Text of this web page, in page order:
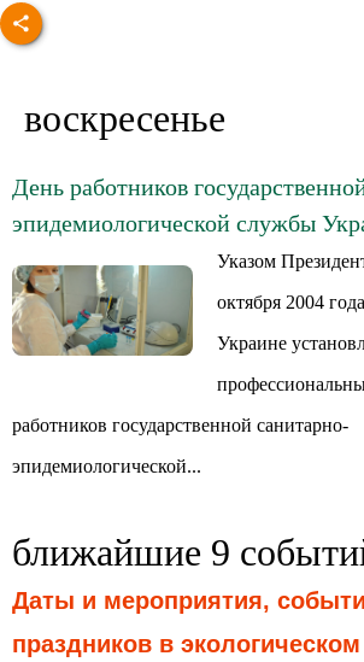
воскресенье
День работников
эпидемиологической службы
Указом
октября 2004
Украине
работников государственной санитарно-
эпидемиологической...
ближайшие 9
Даты и мероприятия,
праздников в